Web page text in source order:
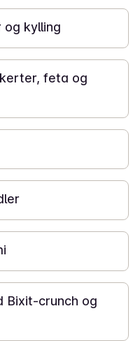
og kylling
feta og
Bixit-crunch og